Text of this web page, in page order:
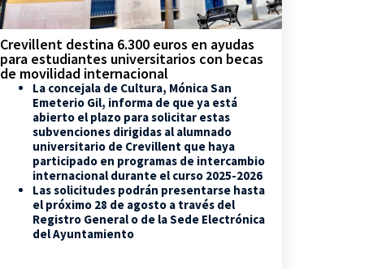
Crevillent destina 6.300 euros en ayudas
para estudiantes universitarios con becas
de movilidad internacional
La concejala de Cultura, Mónica San
Emeterio Gil, informa de que ya está
abierto el plazo para solicitar estas
subvenciones dirigidas al alumnado
universitario de Crevillent que haya
participado en programas de intercambio
internacional durante el curso 2025-2026
Las solicitudes podrán presentarse hasta
el próximo 28 de agosto a través del
Registro General o de la Sede Electrónica
del Ayuntamiento